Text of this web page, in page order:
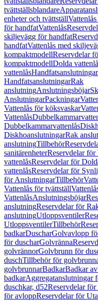
tvättställsblandare
enheter och tvättställ
för handfatVattenlås
skiljevägg för handfat
handfatVattenlås med
kompaktmodellReservdelar
kompaktmodellDolda
vattenlåsHandfatsanslutningar
HandfatsanslutningarRak
anslutningAnslutningsböjar
AnslutningarPackningar
Vattenlås för köksvaskar
Vattenlås
Dubbelkammarvattenlås
DiskhoanslutningarRak
anslutningTillbehör
sanitärenheterReservdelar för
vattenlåsReservdelar för
vattenlåsReservdelar för
för AnslutningarTillbehör
Vattenlås för tvättställ
VattenlåsAnslutningsböjar
anslutningReservdelar för
anslutningUtloppsventiler
UtloppsventilerTillbehör
badkarDuscharGolvavlopp
för duscharGolvränna
golvrännorGolvbrunn för
duschTillbehör för
golvbrunnarBadkarBadkar
badkarAggregatanslutningar
duschkar, d52Reservdelar för
för avloppReservdelar för